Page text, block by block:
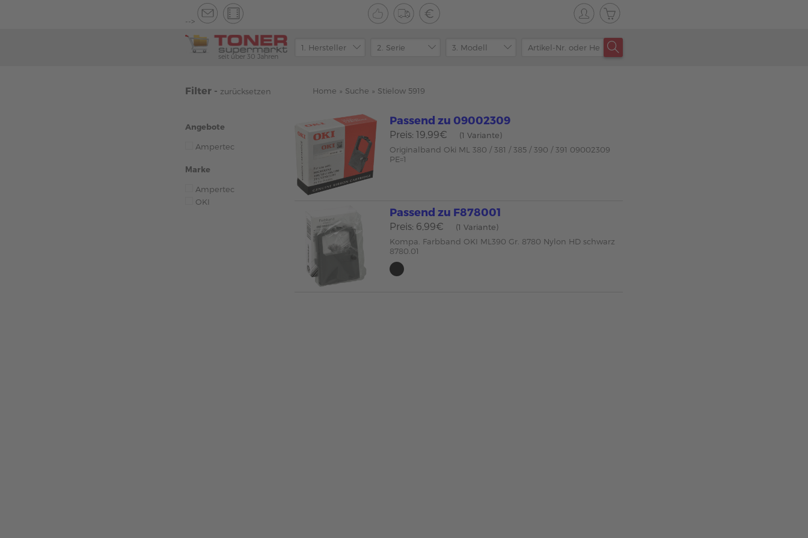
-->
seit über 30 Jahren
Filter - zurücksetzen
Angebote
Ampertec
Marke
Ampertec
OKI
Home » Suche » Stielow 5919
Passend zu 09002309
Preis: 19,99€
(1 Variante)
Originalband Oki ML 380 / 381 / 385 / 390 / 391 09002309
PE=1
Passend zu F878001
Preis: 6,99€
(1 Variante)
Kompa. Farbband OKI ML390 Gr. 8780 Nylon HD schwarz
8780.01